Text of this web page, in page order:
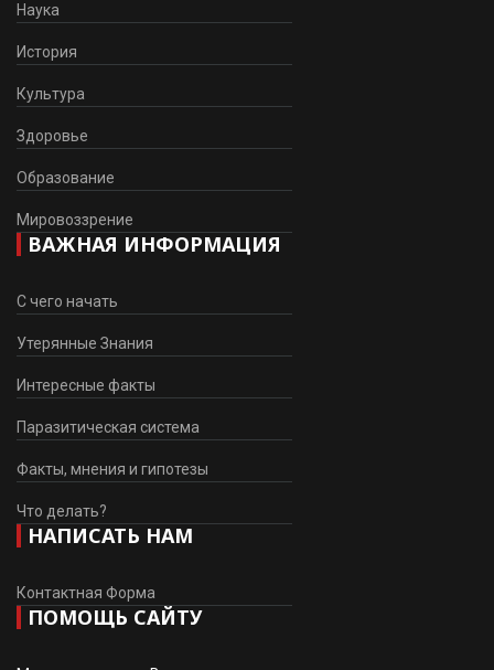
Наука
История
Культура
Здоровье
Образование
Мировоззрение
ВАЖНАЯ ИНФОРМАЦИЯ
С чего начать
Утерянные Знания
Интересные факты
Паразитическая система
Факты, мнения и гипотезы
Что делать?
НАПИСАТЬ НАМ
Контактная Форма
ПОМОЩЬ САЙТУ